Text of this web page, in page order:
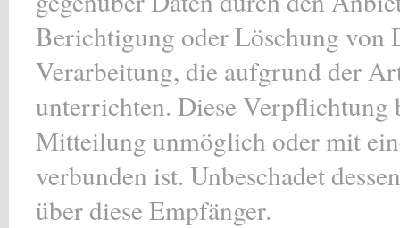
Berichtigung oder Löschung von
Verarbeitung, die aufgrund der
unterrichten. Diese Verpflichtung
Mitteilung unmöglich oder mit
verbunden ist. Unbeschadet
über diese Empfänger.